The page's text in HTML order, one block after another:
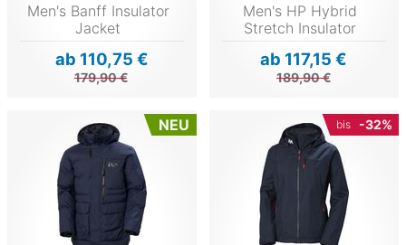
Men's Banff Insulator
Jacket
ab 110,75 €
179,90 €
Men's HP Hybrid
Stretch Insulator
ab 117,15 €
189,90 €
NEU bis -32%